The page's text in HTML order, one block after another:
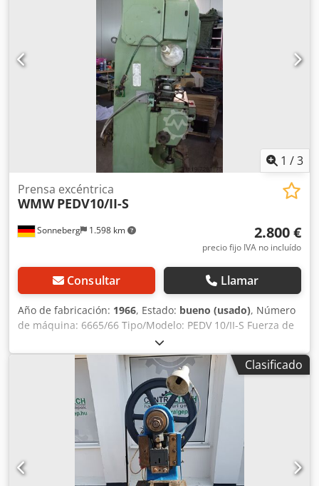
1 /3
Sonneberg 1.598 km
Prensa excéntrica
WMW PEDV10/II-S
2.800 €
precio fijo IVA no incluído
Consultar Llamar
Año de fabricación: 1966, Estado: bueno (usado), Número
de máquina: 6665/66 Tipo/Modelo: PEDV 10/II-S Fuerza de
presión: 10 t Mesa: 450 x 300 mm Émbolo: 190 x 140 mm
Carrera del émbolo: de 6 a 50 mm Ajuste del émbolo hacia
abajo: 45 mm Ajuste de la mesa hacia arriba: 140 mm
Orificio pasante: 140 mm Crsdpfoh Tktiex Ahtef Saliente:
170 mm Distancia máxima entre la mesa y el émbolo: 320
mm Número de ciclos: 160/min Grosor de la chapa por
ciclo: 2 mm Grosor de la chapa en ciclo continuo: 1 mm
Conexión: 1,2 kW Accesorios/Equipamiento: Estado: bueno
Peso: 1,0 t Dimensiones: 900 x 850 x 2.200 mm
Clasificado